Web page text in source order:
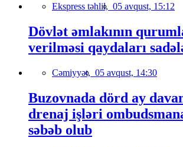
Ekspress təhlil, 05 avqust, 15:12
Dövlət əmlakının
verilməsi qaydaları
Cəmiyyət, 05 avqust, 14:30
Buzovnada dörd ay
drenaj işləri
səbəb olub